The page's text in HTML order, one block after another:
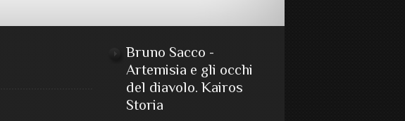
Bruno Sacco -
Artemisia e gli occhi
del diavolo. Kairos
Storia